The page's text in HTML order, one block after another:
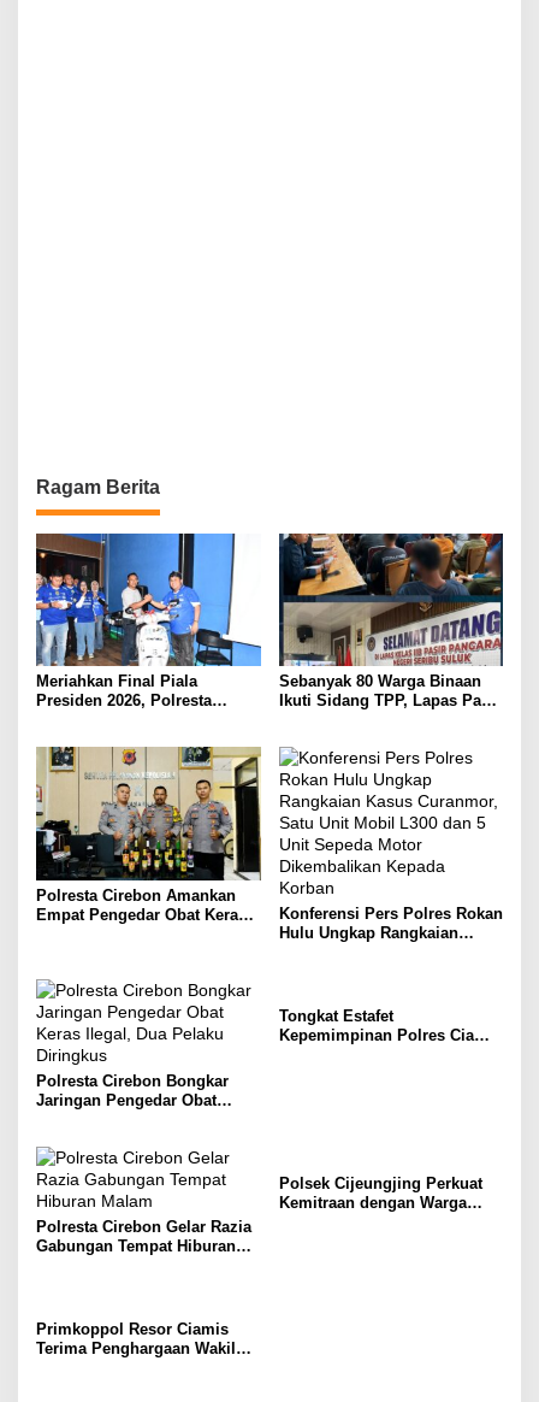
Ragam Berita
Meriahkan Final Piala
Presiden 2026, Polresta
Motor Listrik
Sebanyak 80 Warga Binaan
Ikuti Sidang TPP, Lapas Pasir
Tanpa Dipungut Biaya
Polresta Cirebon Amankan
Empat Pengedar Obat Keras
Konferensi Pers Polres Rokan
Hulu Ungkap Rangkaian
Korban
Polresta Cirebon Bongkar
Jaringan Pengedar Obat
Tongkat Estafet
Kepemimpinan Polres Ciamis
Polresta Cirebon Gelar Razia
Gabungan Tempat Hiburan
Polsek Cijeungjing Perkuat
Kemitraan dengan Warga
Primkoppol Resor Ciamis
Terima Penghargaan Wakil